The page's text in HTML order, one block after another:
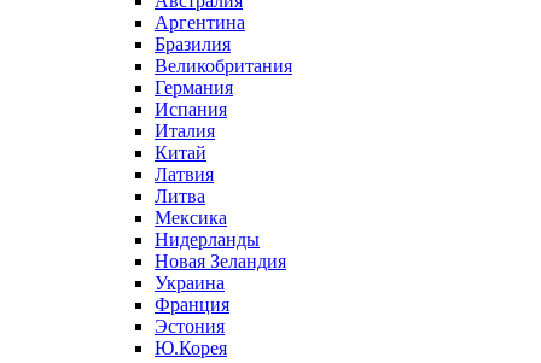
Аргентина
Бразилия
Великобритания
Германия
Испания
Италия
Китай
Латвия
Литва
Мексика
Нидерланды
Новая Зеландия
Украина
Франция
Эстония
Ю.Корея